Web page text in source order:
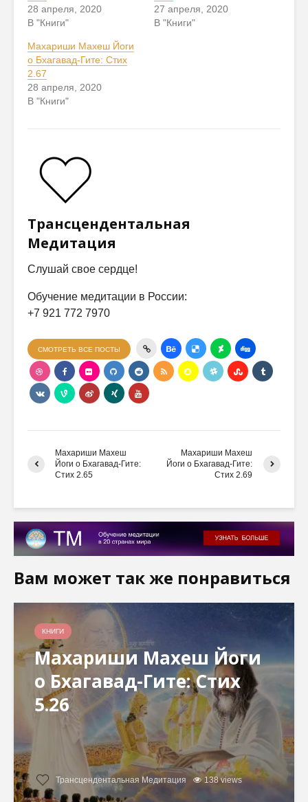
28 апреля, 2020
В "Книги"
27 апреля, 2020
В "Книги"
Махариши Махеш Йоги
о Бхагавад-Гите: Стих
2.67
28 апреля, 2020
В "Книги"
Трансцендентальная
Медитация
Слушай свое сердце!
Обучение медитации в России:
+7 921 772 7970
СМОТРЕТЬ ВСЕ ПОСТЫ
Махариши Махеш
Йоги о Бхагавад-Гите:
Стих 2.65
Махариши Махеш
Йоги о Бхагавад-Гите:
Стих 2.69
Вам может так же понравиться
КНИГИ
Махариши Махеш Йоги
о Бхагавад-Гите: Стих
5.26
Трансцендентальная Медитация 138 views